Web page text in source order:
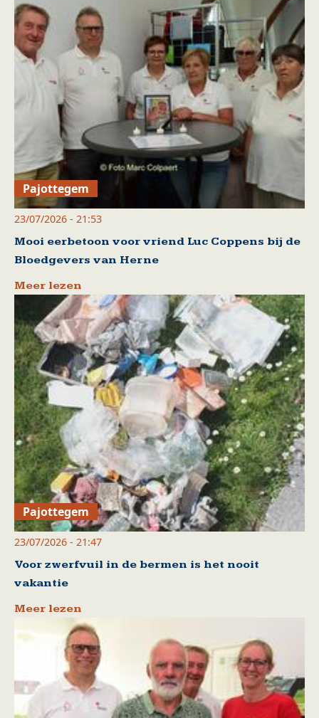
Pajottegem
23/07/2026 - 21:53
Mooi eerbetoon voor vriend Luc Coppens bij de
Bloedgevers van Herne
Meer lezen
Pajottegem
23/07/2026 - 21:47
Voor zwerfvuil in de bermen is het nooit
vakantie
Meer lezen